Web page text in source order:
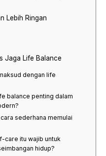
Lebih Ringan
Jaga Life Balance
dengan life
balance penting dalam
sederhana memulai
care itu wajib untuk
hidup?